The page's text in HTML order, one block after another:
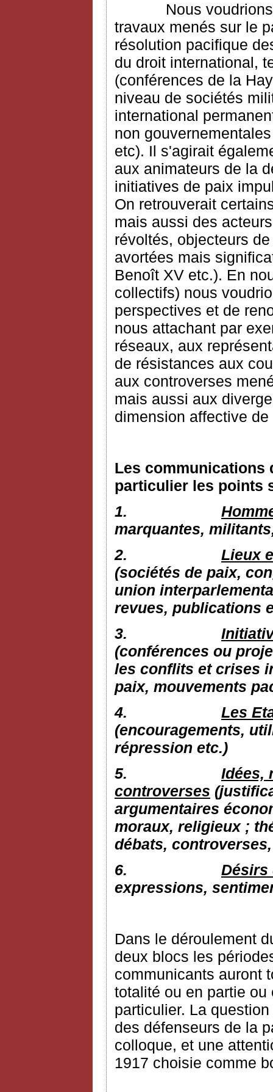
Nous voudrions
travaux menés sur le
résolution pacifique
du droit international,
(conférences de la
niveau de sociétés
international
non
etc). Il s'agirait
aux animateurs de la
initiatives de paix
On retrouverait
mais aussi des
révoltés, objecteurs
avortées mais
Benoît XV etc.). En
collectifs) nous
perspectives et de
nous attachant par
réseaux, aux
de résistances aux
aux controverses
mais aussi aux
dimension affective
Les communications
particulier les points
1.
marquantes,
2.
Lieux
(sociétés de paix,
union
revues, publications
3.
(conférences ou
les conflits et crises
paix, mouvements
4.
Les
(encouragements,
répression etc.)
5.
Idées,
controverses
argumentaires
moraux, religieux ;
débats,
6.
Désirs
expressions,
Dans le déroulement
deux blocs les
communicants auront
totalité ou en partie
particulier. La
des défenseurs de la
colloque, et une
1917 choisie comme